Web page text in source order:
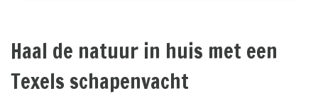
Haal de natuur in huis met een
Texels schapenvacht